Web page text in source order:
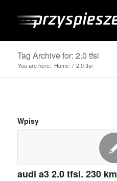
Tag Archive for: 2.0 tfsi
You are here: Home / 2.0 tfsi
Wpisy
audi a3 2.0 tfsi. 230 km